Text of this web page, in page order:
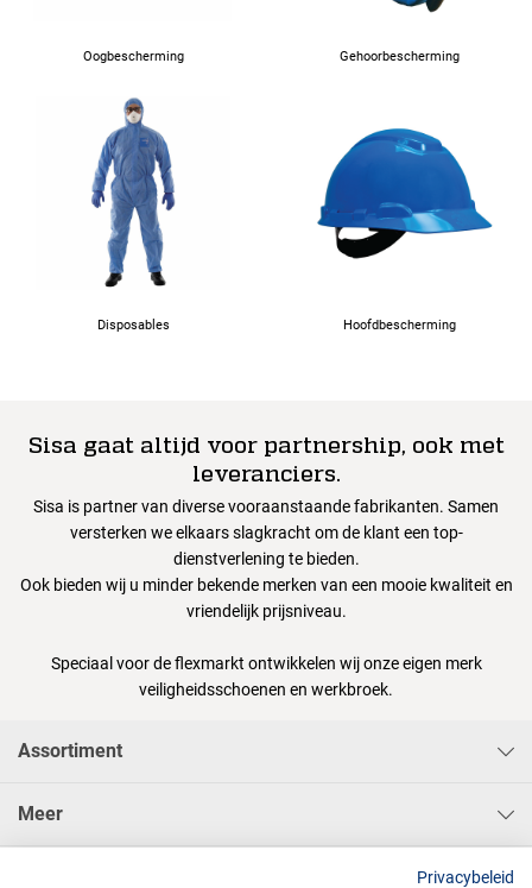
Oogbescherming Gehoorbescherming
Disposables Hoofdbescherming
Sisa gaat altijd voor partnership, ook met
leveranciers.
Sisa is partner van diverse vooraanstaande fabrikanten. Samen
versterken we elkaars slagkracht om de klant een top-
dienstverlening te bieden.
Ook bieden wij u minder bekende merken van een mooie kwaliteit en
vriendelijk prijsniveau.
Speciaal voor de flexmarkt ontwikkelen wij onze eigen merk
veiligheidsschoenen en werkbroek.
Assortiment
Meer
Privacybeleid